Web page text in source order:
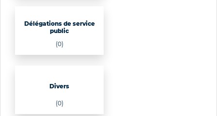
Délégations de service
public
(0)
Divers
(0)